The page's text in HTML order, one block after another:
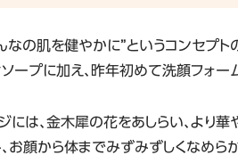
の肌を健やかに”というコンセプト
ソープに加え、昨年初めて洗顔フォー
は、金木犀の花をあしらい、より華
お顔から体までみずみずしくなめら